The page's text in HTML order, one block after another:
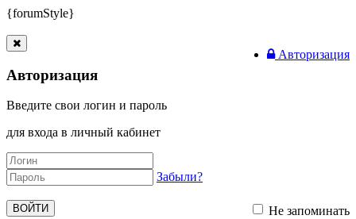
{forumStyle}
Авторизация
Авторизация
Введите свои логин и пароль
для входа в личный кабинет
Забыли?
ВОЙТИ
Не запоминать